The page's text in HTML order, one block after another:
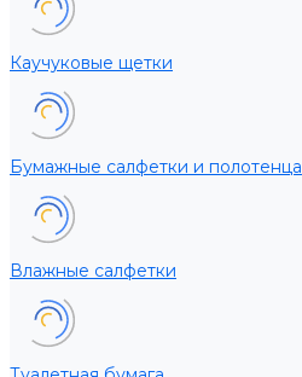
Каучуковые щетки
Бумажные салфетки и полотенца
Влажные салфетки